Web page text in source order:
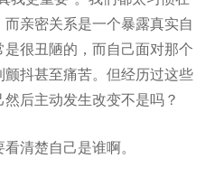
亲密关系是一个暴露真实自
很丑陋的，而自己面对那个
抖甚至痛苦。但经历过这些
后主动发生改变不是吗？
清楚自己是谁啊。